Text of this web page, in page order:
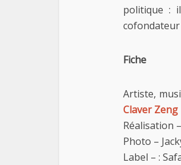
politique :
cofondateur
Fiche
Artiste,
Claver Zeng
Réalisation
Photo –
Label – :